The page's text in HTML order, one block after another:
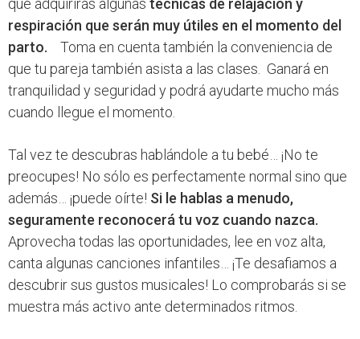
que adquirirás algunas técnicas de relajación y
respiración que serán muy útiles en el momento del
parto.
Toma en cuenta también la conveniencia de
que tu pareja también asista a las clases. Ganará en
tranquilidad y seguridad y podrá ayudarte mucho más
cuando llegue el momento.
Tal vez te descubras hablándole a tu bebé… ¡No te
preocupes! No sólo es perfectamente normal sino que
además… ¡puede oírte! Si le hablas a menudo,
seguramente reconocerá tu voz cuando nazca.
Aprovecha todas las oportunidades, lee en voz alta,
canta algunas canciones infantiles… ¡Te desafiamos a
descubrir sus gustos musicales! Lo comprobarás si se
muestra más activo ante determinados ritmos.